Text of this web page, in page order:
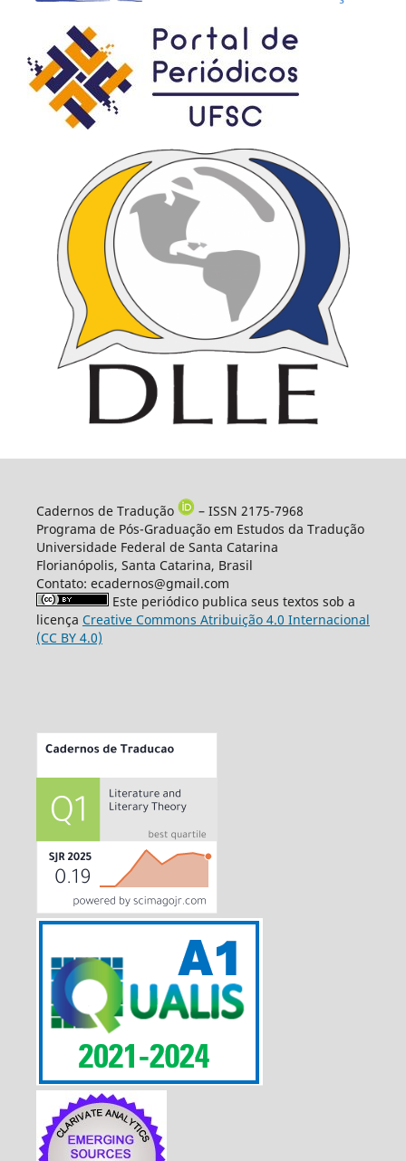
Cadernos de Tradução
– ISSN 2175-7968
Programa de Pós-Graduação em Estudos da Tradução
Universidade Federal de Santa Catarina
Florianópolis, Santa Catarina, Brasil
Contato: ecadernos@gmail.com
Este periódico publica seus textos sob a
licença Creative Commons Atribuição 4.0 Internacional
(CC BY 4.0)